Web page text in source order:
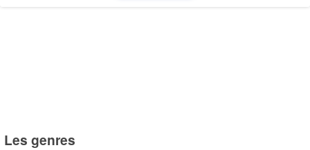
Les genres